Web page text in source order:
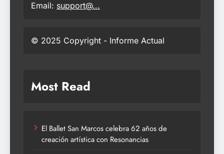
Email: support@...
© 2025 Copyright - Informe Actual
Most Read
El Ballet San Marcos celebra 62 años de
creación artística con Resonancias